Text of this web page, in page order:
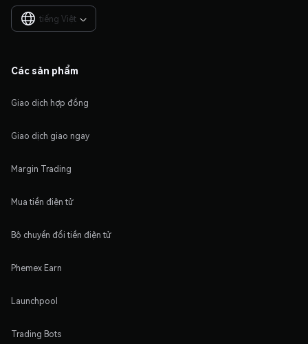
tiếng Việt 
Các sản phẩm
Giao dịch hợp đồng
Giao dịch giao ngay
Margin Trading
Mua tiền điện tử
Bộ chuyển đổi tiền điện tử
Phemex Earn
Launchpool
Trading Bots